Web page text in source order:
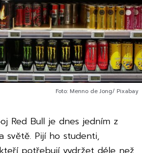
Foto: Menno de Jong/ Pixabay
Red Bull je dnes jedním z
světě. Pijí ho studenti,